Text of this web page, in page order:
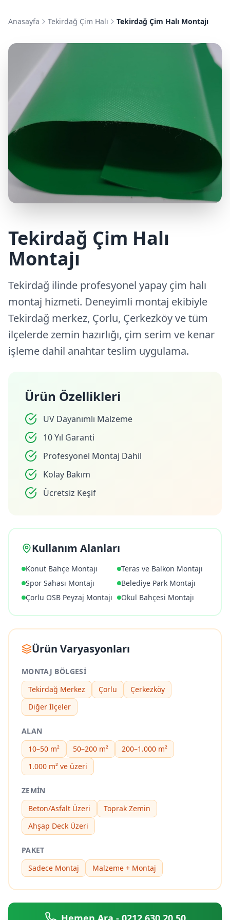
Anasayfa Tekirdağ Çim Halı Tekirdağ Çim Halı Montajı
Tekirdağ Çim Halı
Montajı
Tekirdağ ilinde profesyonel yapay çim halı
montaj hizmeti. Deneyimli montaj ekibiyle
Tekirdağ merkez, Çorlu, Çerkezköy ve tüm
ilçelerde zemin hazırlığı, çim serim ve kenar
işleme dahil anahtar teslim uygulama.
Ürün Özellikleri
UV Dayanımlı Malzeme
10 Yıl Garanti
Profesyonel Montaj Dahil
Kolay Bakım
Ücretsiz Keşif
Kullanım Alanları
Konut Bahçe Montajı
Teras ve Balkon Montajı
Spor Sahası Montajı
Belediye Park Montajı
Çorlu OSB Peyzaj Montajı
Okul Bahçesi Montajı
Ürün Varyasyonları
MONTAJ BÖLGESI
Tekirdağ Merkez
Çorlu
Çerkezköy
Diğer İlçeler
ALAN
10–50 m²
50–200 m²
200–1.000 m²
1.000 m² ve üzeri
ZEMIN
Beton/Asfalt Üzeri
Toprak Zemin
Ahşap Deck Üzeri
PAKET
Sadece Montaj
Malzeme + Montaj